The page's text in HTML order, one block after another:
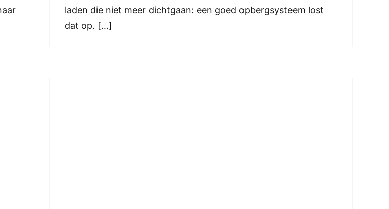
laden die niet meer dichtgaan: een goed opbergsysteem lost
dat op. […]